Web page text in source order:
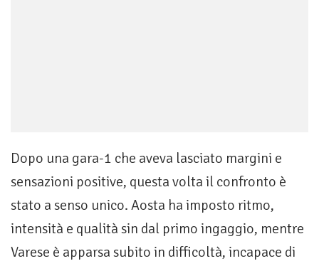
Dopo una gara-1 che aveva lasciato margini e
sensazioni positive, questa volta il confronto è
stato a senso unico. Aosta ha imposto ritmo,
intensità e qualità sin dal primo ingaggio, mentre
Varese è apparsa subito in difficoltà, incapace di